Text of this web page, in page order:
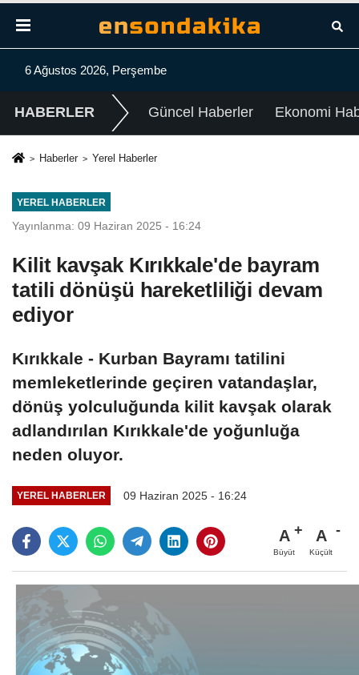
6 Ağustos 2026, Perşembe
HABERLER Güncel Haberler Ekonomi
Haberler Yerel Haberler
YEREL HABERLER
Yayınlanma: 09 Haziran 2025 - 16:24
Kilit kavşak Kırıkkale'de bayram
tatili dönüşü hareketliliği devam
ediyor
Kırıkkale - Kurban Bayramı tatilini
memleketlerinde geçiren vatandaşlar,
dönüş yolculuğunda kilit kavşak olarak
adlandırılan Kırıkkale'de yoğunluğa
neden oluyor.
YEREL HABERLER 09 Haziran 2025 - 16:24
A
Büyüt
A
Küçült